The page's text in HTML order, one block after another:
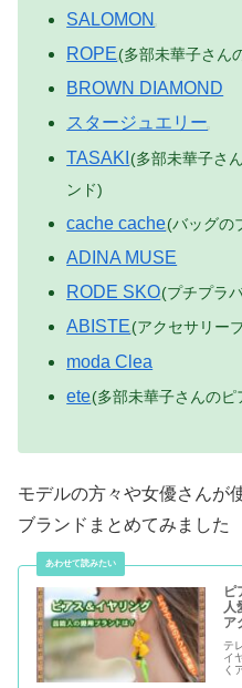
SALOMON
ROPE(多部未華子さん
BROWN DIAMOND
スタージュエリー
TASAKI (多部未華子さ
ンド)
cache cache(バッグの
ADINA MUSE
RODE SKO(プチプラ
ABISTE(アクセサリー
moda Clea
ete(多部未華子さんの
モデルの方々や女優さんが
ブランドまとめてみました
ピ
人
ア
テ
イ
く